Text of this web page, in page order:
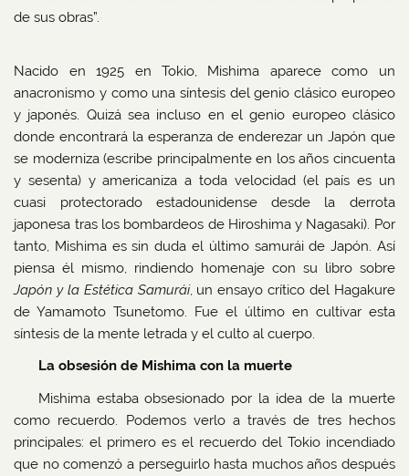
de sus obras”.
Nacido en 1925 en Tokio, Mishima aparece como un
anacronismo y como una síntesis del genio clásico europeo
y japonés. Quizá sea incluso en el genio europeo clásico
donde encontrará la esperanza de enderezar un Japón que
se moderniza (escribe principalmente en los años cincuenta
y sesenta) y americaniza a toda velocidad (el país es un
cuasi protectorado estadounidense desde la derrota
japonesa tras los bombardeos de Hiroshima y Nagasaki). Por
tanto, Mishima es sin duda el último samurái de Japón. Así
piensa él mismo, rindiendo homenaje con su libro sobre
Japón y la Estética Samurái, un ensayo crítico del Hagakure
de Yamamoto Tsunetomo. Fue el último en cultivar esta
síntesis de la mente letrada y el culto al cuerpo.
La obsesión de Mishima con la muerte
Mishima estaba obsesionado por la idea de la muerte
como recuerdo. Podemos verlo a través de tres hechos
principales: el primero es el recuerdo del Tokio incendiado
que no comenzó a perseguirlo hasta muchos años después